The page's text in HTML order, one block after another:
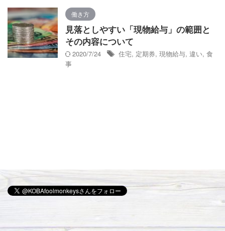
働き方
見落としやすい「現物給与」の範囲と
その内容について
2020/7/24 住宅, 定期券, 現物給与, 違い, 食
事